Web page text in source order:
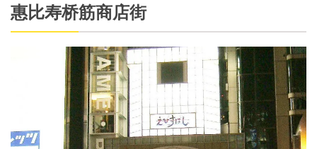
惠比寿桥筋商店街